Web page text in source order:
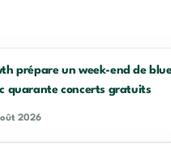
prépare un week-end de
quarante concerts gratuits
2026